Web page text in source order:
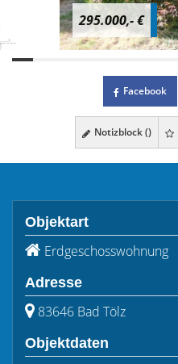
295.000,- €
Facebook
Notizblock ()
Objektart
Erdgeschosswohnung
Adresse
83646 Bad Tölz
Objektdaten